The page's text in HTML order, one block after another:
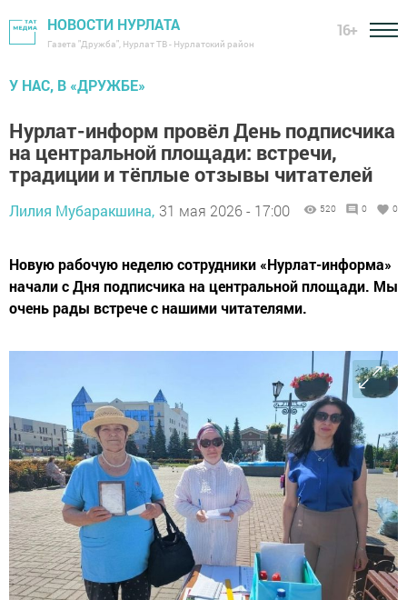
НОВОСТИ НУРЛАТА
Газета "Дружба", Нурлат ТВ - Нурлатский район
16+
У НАС, В «ДРУЖБЕ»
Нурлат-информ провёл День подписчика
на центральной площади: встречи,
традиции и тёплые отзывы читателей
Лилия Мубаракшина, 31 мая 2026 - 17:00 520 0 0
Новую рабочую неделю сотрудники «Нурлат-информа»
начали с Дня подписчика на центральной площади. Мы
очень рады встрече с нашими читателями.